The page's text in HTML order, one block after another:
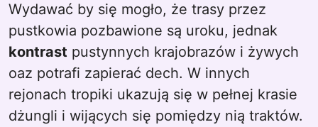
Wydawać by się mogło, że trasy przez
pustkowia pozbawione są uroku, jednak
kontrast pustynnych krajobrazów i żywych
oaz potrafi zapierać dech. W innych
rejonach tropiki ukazują się w pełnej krasie
dżungli i wijących się pomiędzy nią traktów.